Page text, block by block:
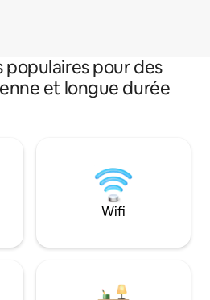
pour des
et longue durée
Wifi